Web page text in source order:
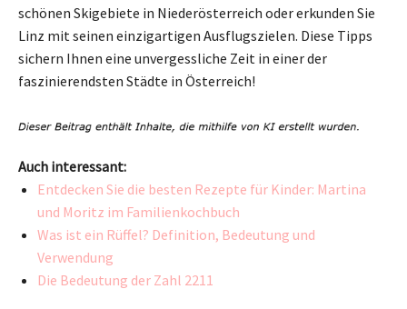
schönen Skigebiete in Niederösterreich oder erkunden Sie
Linz mit seinen einzigartigen Ausflugszielen. Diese Tipps
sichern Ihnen eine unvergessliche Zeit in einer der
faszinierendsten Städte in Österreich!
Auch interessant:
Entdecken Sie die besten Rezepte für Kinder: Martina
und Moritz im Familienkochbuch
Was ist ein Rüffel? Definition, Bedeutung und
Verwendung
Die Bedeutung der Zahl 2211